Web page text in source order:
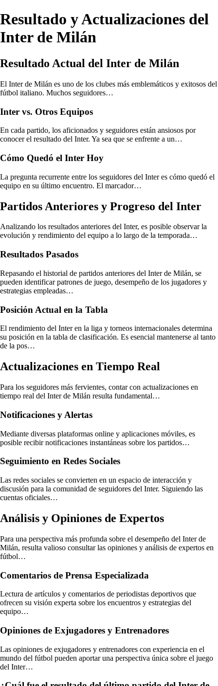
Resultado y Actualizaciones del
Inter de Milán
Resultado Actual del Inter de Milán
El Inter de Milán es uno de los clubes más emblemáticos y exitosos del
fútbol italiano. Muchos seguidores…
Inter vs. Otros Equipos
En cada partido, los aficionados y seguidores están ansiosos por
conocer el resultado del Inter. Ya sea que se enfrente a un…
Cómo Quedó el Inter Hoy
La pregunta recurrente entre los seguidores del Inter es cómo quedó el
equipo en su último encuentro. El marcador…
Partidos Anteriores y Progreso del Inter
Analizando los resultados anteriores del Inter, es posible observar la
evolución y rendimiento del equipo a lo largo de la temporada…
Resultados Pasados
Repasando el historial de partidos anteriores del Inter de Milán, se
pueden identificar patrones de juego, desempeño de los jugadores y
estrategias empleadas…
Posición Actual en la Tabla
El rendimiento del Inter en la liga y torneos internacionales determina
su posición en la tabla de clasificación. Es esencial mantenerse al tanto
de la pos…
Actualizaciones en Tiempo Real
Para los seguidores más fervientes, contar con actualizaciones en
tiempo real del Inter de Milán resulta fundamental…
Notificaciones y Alertas
Mediante diversas plataformas online y aplicaciones móviles, es
posible recibir notificaciones instantáneas sobre los partidos…
Seguimiento en Redes Sociales
Las redes sociales se convierten en un espacio de interacción y
discusión para la comunidad de seguidores del Inter. Siguiendo las
cuentas oficiales…
Análisis y Opiniones de Expertos
Para una perspectiva más profunda sobre el desempeño del Inter de
Milán, resulta valioso consultar las opiniones y análisis de expertos en
fútbol…
Comentarios de Prensa Especializada
Lectura de artículos y comentarios de periodistas deportivos que
ofrecen su visión experta sobre los encuentros y estrategias del
equipo…
Opiniones de Exjugadores y Entrenadores
Las opiniones de exjugadores y entrenadores con experiencia en el
mundo del fútbol pueden aportar una perspectiva única sobre el juego
del Inter…